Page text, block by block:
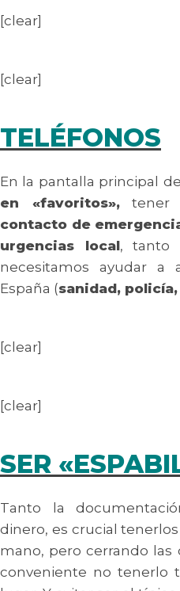
[clear]
[clear]
TELÉFONOS
En la pantalla principal
en «favoritos»,tener
contacto de
urgencias local, tanto
necesitamos ayudar a
España (sanidad,
[clear]
[clear]
SER
Tanto la
dinero, es crucial
mano, pero cerrando las
conveniente no tenerlo